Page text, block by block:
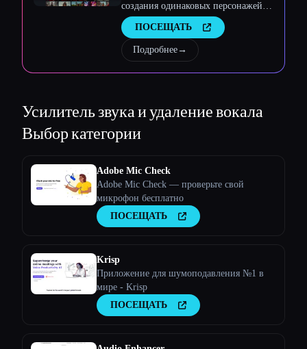
создания одинаковых персонажей,
рабочих процессов и видео
ПОСЕЩАТЬ
Подробнее→
Усилитель звука и удаление вокала
Выбор категории
Adobe Mic Check
Adobe Mic Check — проверьте свой
микрофон бесплатно
ПОСЕЩАТЬ
Krisp
Приложение для шумоподавления №1 в
мире - Krisp
ПОСЕЩАТЬ